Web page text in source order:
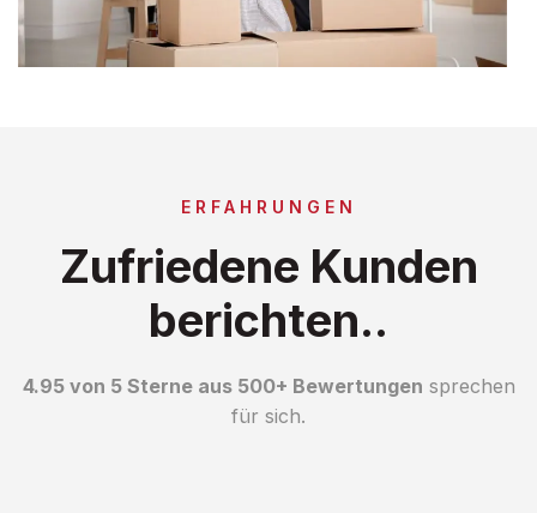
ERFAHRUNGEN
Zufriedene Kunden
berichten..
4.95 von 5 Sterne aus 500+ Bewertungen sprechen
für sich.